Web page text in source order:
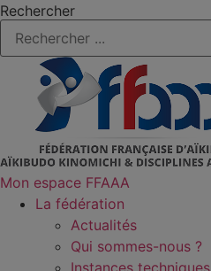
Rechercher
Mon espace FFAAA
La fédération
Actualités
Qui sommes-nous ?
Instances techniques